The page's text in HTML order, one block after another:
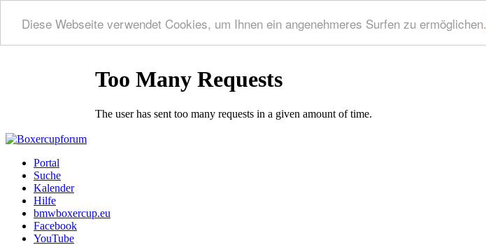
Diese Webseite verwendet Cookies, um Ihnen ein angenehmeres Surfen zu ermöglichen.
Portal
Suche
Kalender
Hilfe
bmwboxercup.eu
Facebook
YouTube